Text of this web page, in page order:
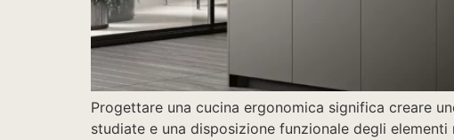
Progettare una cucina ergonomica significa creare
studiate e una disposizione funzionale degli